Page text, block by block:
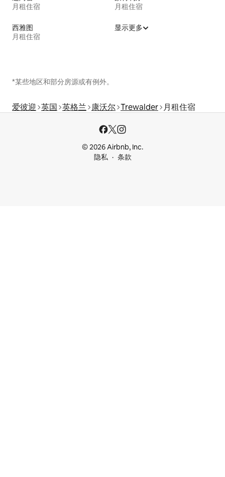
月租住宿
月租住宿
西雅图
月租住宿
显示更多
*某些地区和部分房源或有例外。
爱彼迎 英国 英格兰 康沃尔 Trewalder 月租住宿
© 2026 Airbnb, Inc.
隐私
条款